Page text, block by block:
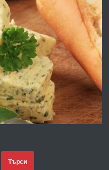
преди 1 година
работници
преди 1 година
"По стъпките на Ангел
Търси